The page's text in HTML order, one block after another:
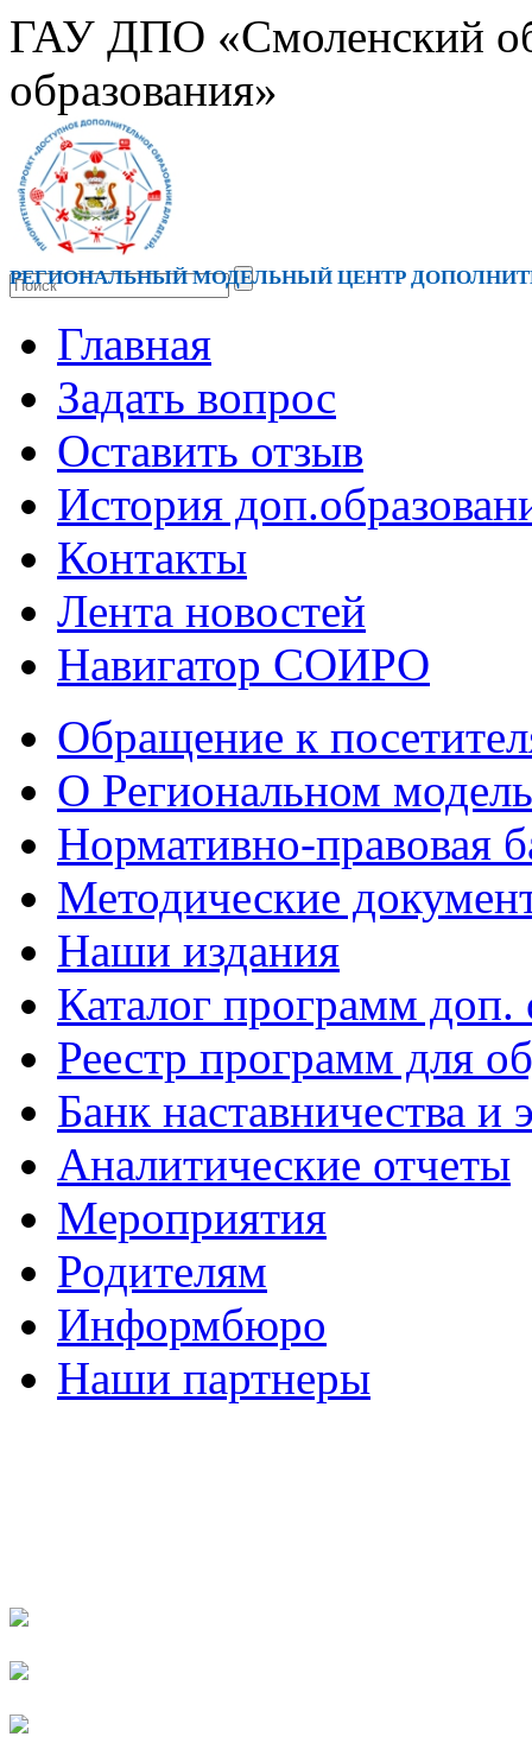
ГАУ ДПО «Смоленский
образования»
РЕГИОНАЛЬНЫЙ МОДЕЛЬНЫЙ ЦЕНТР
Главная
Задать вопрос
Оставить отзыв
История
Контакты
Лента новостей
Навигатор СОИРО
Обращение к
О Региональном
Нормативно-правовая
Методические
Наши издания
Каталог программ доп.
Реестр программ для
Банк наставничества
Аналитические отчеты
Мероприятия
Родителям
Информбюро
Наши партнеры